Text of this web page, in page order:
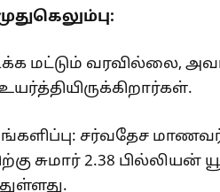
மட்டும் வரவில்லை,
சர்வதேச
சுமார் 2.38 பில்லியன்